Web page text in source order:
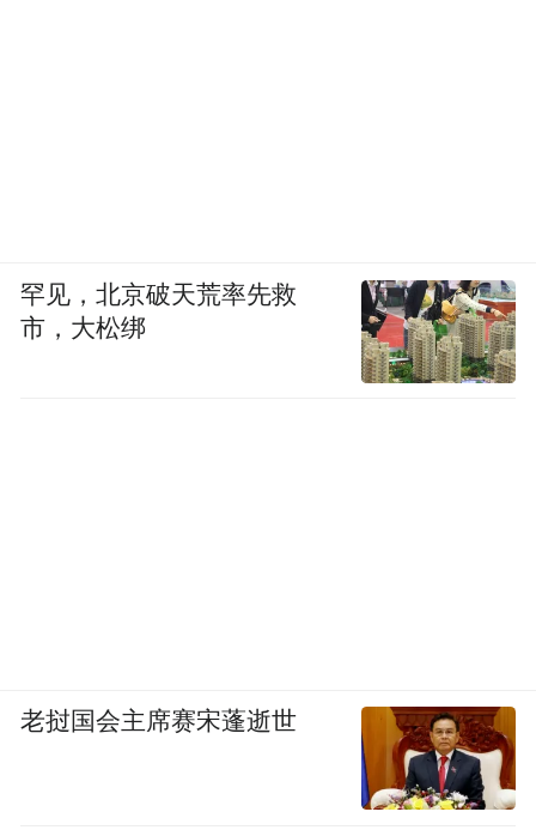
罕见，北京破天荒率先救
市，大松绑
老挝国会主席赛宋蓬逝世